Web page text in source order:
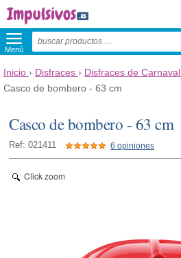
Menú
Inicio › Disfraces › Disfraces de Carnaval
Casco de bombero - 63 cm
Casco de bombero - 63 cm
Ref: 021411 6 opiniones
Click zoom